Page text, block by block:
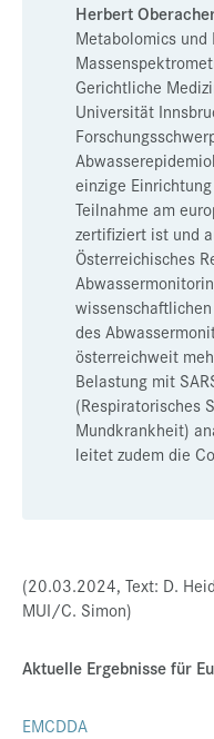
Herbert
Metabolomics und
Gerichtliche
Universität
einzige
Teilnahme am
zertifiziert ist und
Österreichisches
des
österreichweit
Belastung mit
(Respiratorisches
Mundkrankheit)
leitet zudem die
(20.03.2024, Text: D.
MUI/C. Simon)
Aktuelle Ergebnisse für
EMCDDA